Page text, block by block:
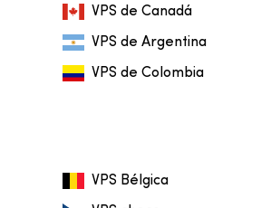
VPS de Canadá
VPS de Argentina
VPS de Colombia
VPS Bélgica